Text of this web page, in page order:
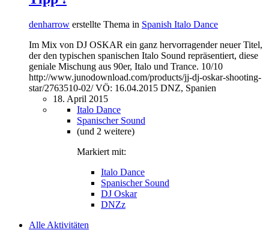
denharrow erstellte Thema in Spanish Italo Dance
Im Mix von DJ OSKAR ein ganz hervorragender neuer Titel,
der den typischen spanischen Italo Sound repräsentiert, diese
geniale Mischung aus 90er, Italo und Trance. 10/10
http://www.junodownload.com/products/jj-dj-oskar-shooting-
star/2763510-02/ VÖ: 16.04.2015 DNZ, Spanien
18. April 2015
Italo Dance
Spanischer Sound
(und 2 weitere)
Markiert mit:
Italo Dance
Spanischer Sound
DJ Oskar
DNZz
Alle Aktivitäten